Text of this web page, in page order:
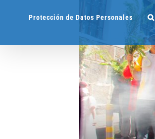
Protección de Datos Personales